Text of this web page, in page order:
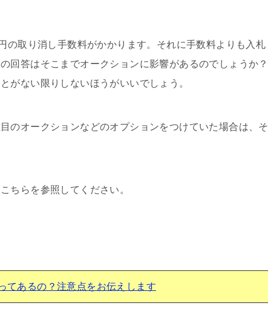
の取り消し手数料がかかります。それに手数料よりも入札
回答はそこまでオークションに影響があるのでしょうか？
がない限りしないほうがいいでしょう。
目のオークションなどのオプションをつけていた場合は、そ
ちらを参照してください。
てあるの？注意点をお伝えします